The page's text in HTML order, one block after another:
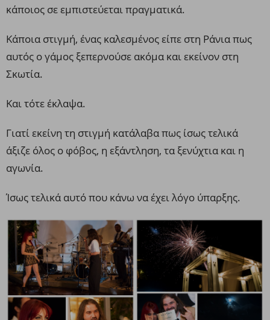
κάποιος σε εμπιστεύεται πραγματικά.
Κάποια στιγμή, ένας καλεσμένος είπε στη Ράνια πως
αυτός ο γάμος ξεπερνούσε ακόμα και εκείνον στη
Σκωτία.
Και τότε έκλαψα.
Γιατί εκείνη τη στιγμή κατάλαβα πως ίσως τελικά
άξιζε όλος ο φόβος, η εξάντληση, τα ξενύχτια και η
αγωνία.
Ίσως τελικά αυτό που κάνω να έχει λόγο ύπαρξης.